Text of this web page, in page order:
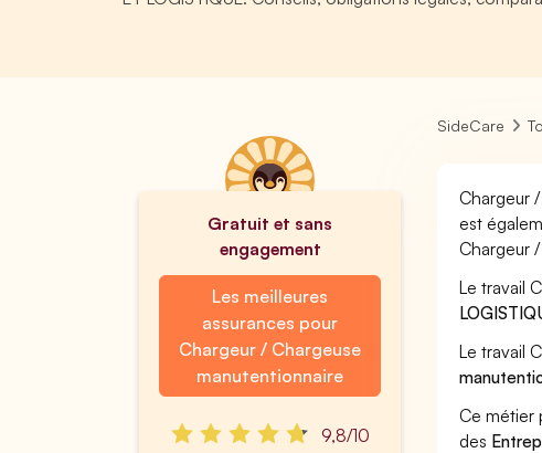
Gratuit et sans
engagement
Les meilleures
assurances pour
Chargeur / Chargeuse
manutentionnaire
9,8/10
SideCare
Chargeur
est
Chargeur
Le travail
Le travail
Ce métier
des